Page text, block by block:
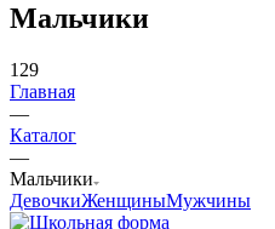
Мальчики
129
Главная
—
Каталог
—
Мальчики
ДевочкиЖенщиныМужчины